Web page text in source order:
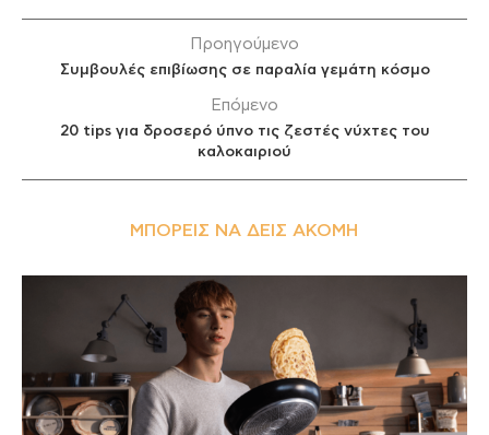
Προηγούμενο
Συμβουλές επιβίωσης σε παραλία γεμάτη κόσμο
Επόμενο
20 tips για δροσερό ύπνο τις ζεστές νύχτες του
καλοκαιριού
ΜΠΟΡΕΊΣ ΝΑ ΔΕΙΣ ΑΚΌΜΗ